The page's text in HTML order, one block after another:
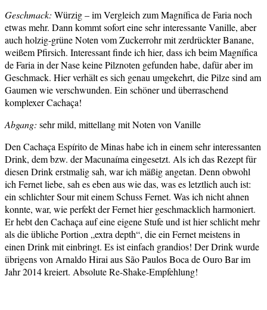
Geschmack: Würzig – im Vergleich zum Magnífica de Faria noch
etwas mehr. Dann kommt sofort eine sehr interessante Vanille, aber
auch holzig-grüne Noten vom Zuckerrohr mit zerdrückter Banane,
weißem Pfirsich. Interessant finde ich hier, dass ich beim Magnífica
de Faria in der Nase keine Pilznoten gefunden habe, dafür aber im
Geschmack. Hier verhält es sich genau umgekehrt, die Pilze sind am
Gaumen wie verschwunden. Ein schöner und überraschend
komplexer Cachaça!
Abgang: sehr mild, mittellang mit Noten von Vanille
Den Cachaça Espírito de Minas habe ich in einem sehr interessanten
Drink, dem bzw. der Macunaíma eingesetzt. Als ich das Rezept für
diesen Drink erstmalig sah, war ich mäßig angetan. Denn obwohl
ich Fernet liebe, sah es eben aus wie das, was es letztlich auch ist:
ein schlichter Sour mit einem Schuss Fernet. Was ich nicht ahnen
konnte, war, wie perfekt der Fernet hier geschmacklich harmoniert.
Er hebt den Cachaça auf eine eigene Stufe und ist hier schlicht mehr
als die übliche Portion „extra depth“, die ein Fernet meistens in
einen Drink mit einbringt. Es ist einfach grandios! Der Drink wurde
übrigens von Arnaldo Hirai aus São Paulos Boca de Ouro Bar im
Jahr 2014 kreiert. Absolute Re-Shake-Empfehlung!